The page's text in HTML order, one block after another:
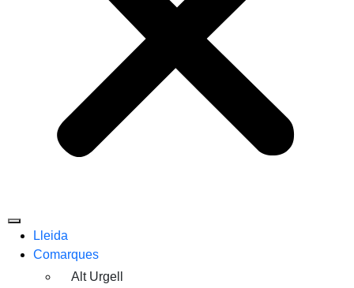
Lleida
Comarques
Alt Urgell